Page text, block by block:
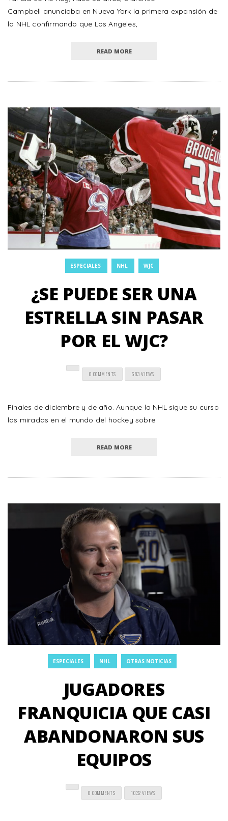
Campbell anunciaba en Nueva York la primera expansión de
la NHL confirmando que Los Angeles,
READ MORE
ESPECIALES NHL WJC
¿SE PUEDE SER UNA
ESTRELLA SIN PASAR
POR EL WJC?
0 COMMENTS 683 VIEWS
Finales de diciembre y de año. Aunque la NHL sigue su curso
las miradas en el mundo del hockey sobre
READ MORE
ESPECIALES NHL OTRAS NOTICIAS
JUGADORES
FRANQUICIA QUE CASI
ABANDONARON SUS
EQUIPOS
0 COMMENTS 1032 VIEWS